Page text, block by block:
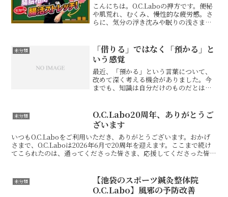
こんにちは。O.C.Laboの押方です。便秘
や肌荒れ、むくみ、慢性的な疲労感。さ
らに、気分の浮き沈みや眠りの浅さまで
す。腸と脳は神経やホルモンを通じて密
接につながってい...
未分類
「借りる」ではなく「預かる」と
いう感覚
最近、「預かる」という言葉について、
改めて深く考える機会がありました。今
までも、知識は自分だけのものだとは思
積み重ねてきてくれたものです。よく
「巨人の肩の上に立つ」とい...
未分類
O.C.Labo20周年、ありがとうご
ざいます
いつもO.C.Laboをご利用いただき、ありがとうございます。おかげ
さまで、O.C.Laboは2026年6月で20周年を迎えます。ここまで続け
てこられたのは、通ってくださった皆さま、応援してくださった皆さ
未分類
【池袋のスポーツ鍼灸整体院
O.C.Labo】風邪の予防改善